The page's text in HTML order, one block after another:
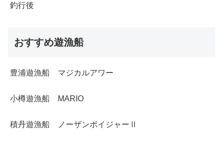
釣行後
おすすめ遊漁船
豊浦遊漁船 マジカルアワー
小樽遊漁船 MARIO
積丹遊漁船 ノーザンボイジャーⅡ